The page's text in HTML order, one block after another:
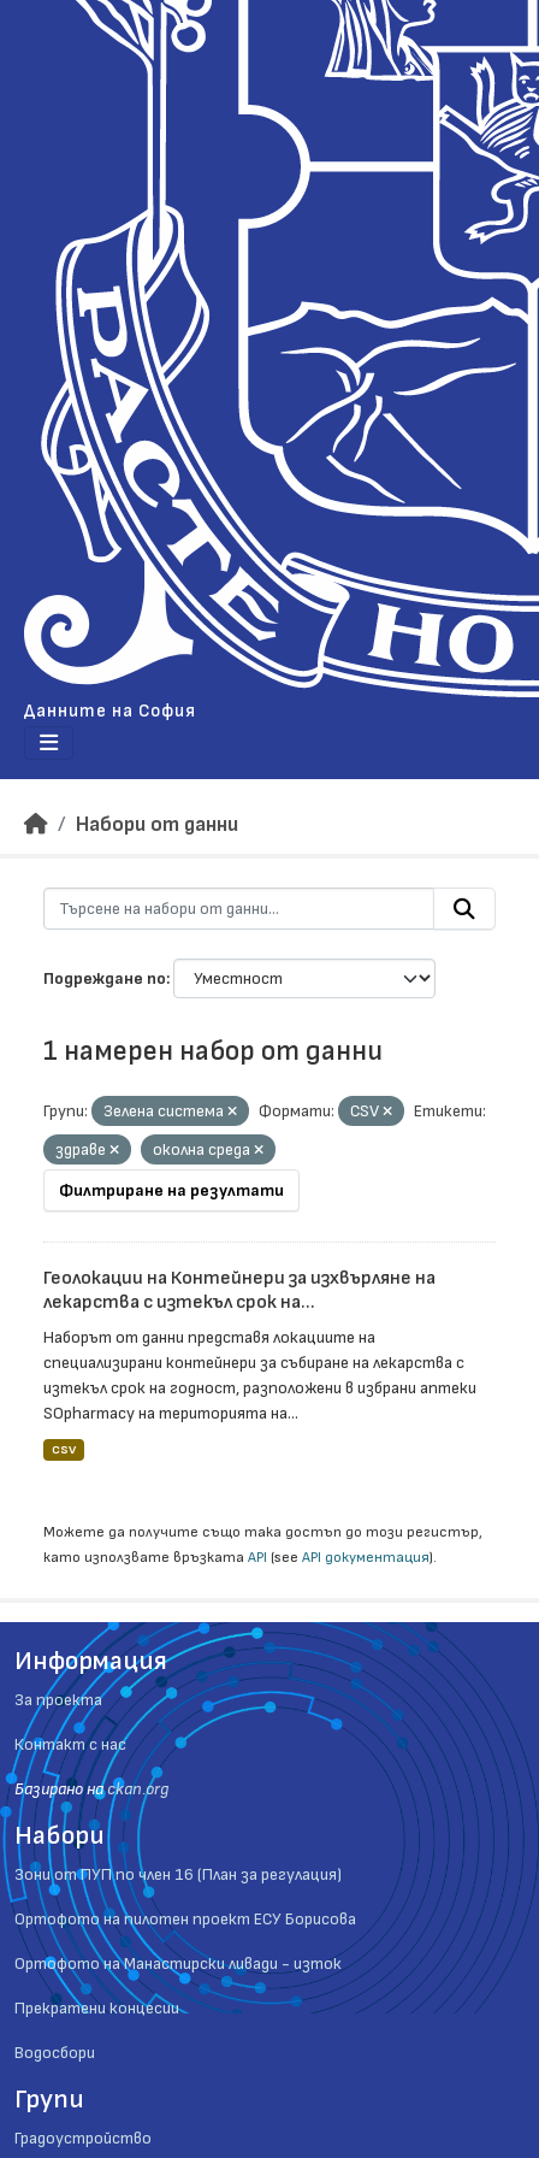
Данните на София
Набори от данни
Подреждане по
1 намерен набор от данни
Групи: Зелена система Формати: CSV
Етикети:
здраве
околна среда
Филтриране на резултати
Геолокации на Контейнери за изхвърляне на
лекарства с изтекъл срок на...
Наборът от данни представя локациите на
специализирани контейнери за събиране на лекарства с
изтекъл срок на годност, разположени в избрани аптеки
SOpharmacy на територията на...
CSV
Можете да получите също така достъп до този регистър,
като използвате връзката API (see API документация).
Информация
За проекта
Контакт с нас
Базиранo наckan.org
Набори
Зони от ПУП по член 16 (План за регулация)
Ортофото на пилотен проект ЕСУ Борисова
Ортофото на Манастирски ливади - изток
Прекратени концесии
Водосбори
Групи
Градоустройство